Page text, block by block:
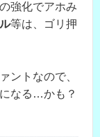
強化でアホみ
等は、ゴリ押
ントなので、
なる…かも？